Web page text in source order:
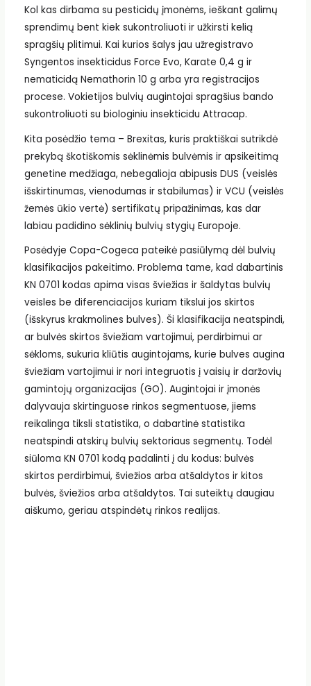
Kol kas dirbama su pesticidų įmonėms, ieškant galimų
sprendimų bent kiek sukontroliuoti ir užkirsti kelią
spragšių plitimui. Kai kurios šalys jau užregistravo
Syngentos insekticidus Force Evo, Karate 0,4 g ir
nematicidą Nemathorin 10 g arba yra registracijos
procese. Vokietijos bulvių augintojai spragšius bando
sukontroliuoti su biologiniu insekticidu Attracap.
Kita posėdžio tema – Brexitas, kuris praktiškai sutrikdė
prekybą škotiškomis sėklinėmis bulvėmis ir apsikeitimą
genetine medžiaga, nebegalioja abipusis DUS (veislės
išskirtinumas, vienodumas ir stabilumas) ir VCU (veislės
žemės ūkio vertė) sertifikatų pripažinimas, kas dar
labiau padidino sėklinių bulvių stygių Europoje.
Posėdyje Copa-Cogeca pateikė pasiūlymą dėl bulvių
klasifikacijos pakeitimo. Problema tame, kad dabartinis
KN 0701 kodas apima visas šviežias ir šaldytas bulvių
veisles be diferenciacijos kuriam tikslui jos skirtos
(išskyrus krakmolines bulves). Ši klasifikacija neatspindi,
ar bulvės skirtos šviežiam vartojimui, perdirbimui ar
sėkloms, sukuria kliūtis augintojams, kurie bulves augina
šviežiam vartojimui ir nori integruotis į vaisių ir daržovių
gamintojų organizacijas (GO). Augintojai ir įmonės
dalyvauja skirtinguose rinkos segmentuose, jiems
reikalinga tiksli statistika, o dabartinė statistika
neatspindi atskirų bulvių sektoriaus segmentų. Todėl
siūloma KN 0701 kodą padalinti į du kodus: bulvės
skirtos perdirbimui, šviežios arba atšaldytos ir kitos
bulvės, šviežios arba atšaldytos. Tai suteiktų daugiau
aiškumo, geriau atspindėtų rinkos realijas.